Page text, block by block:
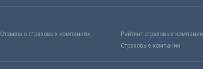
Отзывы о страховых компаниях
Рейтинг страховых компаний
Страховые компании